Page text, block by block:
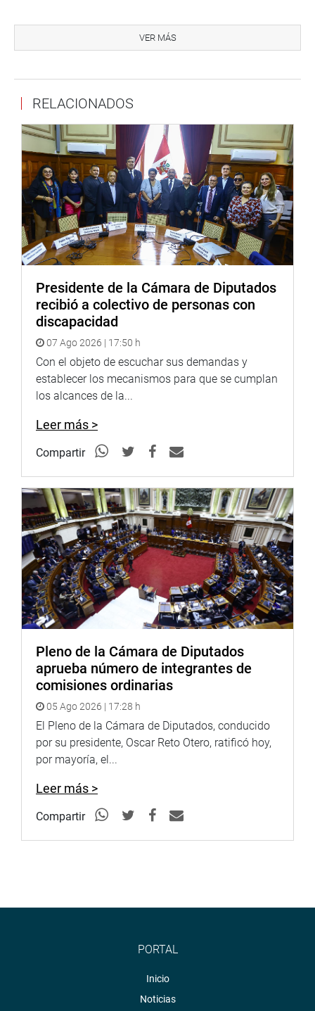
siguiente: el que causa a otras lesiones en el cuerpo o en
la salud física a mental que requiera más de diez y menos
psíquico será reprimido con pena privativa de libertad no
Igualmente, la pena privativa de libertad será no menor de
tres ni mayor de seis años e inhabilitación conforme a los
numerales 5 y 11 del artículo 36 del presente Código y los
artículos 75 y 77 del Código de los Niños y Adolescentes.
Sustentó el dictamen, la secretaria de la Comisión de
Justicia y Derechos Humanos, María Cabrera Vega (PP),
quien señaló que son pocos los debates existente sobre
el delito de lesiones. «En términos generales se puede
afirmar que la integridad corporal y de la salud son los
bienes jurídicos protegidos en el delito de lesiones.
Adicionalmente, para el tipo penal de delitos lesiones
graves el bien jurídico es la persona de la salud de la
persona y la vida misma para los casos de lesiones
Por su parte, la legisladora Matilde Fernández (SP) hizo
un recuento de diversos casos donde personal de salud
pandemia en diversas regiones.
Lima, 9 de julio de 2021
PRENSA – CONGRESO
VER MÁS
RELACIONADOS
Presidente de la Cámara de Diputados
recibió a colectivo de personas con
discapacidad
07 Ago 2026 | 17:50 h
Con el objeto de escuchar sus demandas y
establecer los mecanismos para que se cumplan
los alcances de la...
Leer más >
Compartir
Pleno de la Cámara de Diputados
aprueba número de integrantes de
comisiones ordinarias
05 Ago 2026 | 17:28 h
El Pleno de la Cámara de Diputados, conducido
por su presidente, Oscar Reto Otero, ratificó hoy,
por mayoría, el...
Leer más >
Compartir
PORTAL
Inicio
Noticias